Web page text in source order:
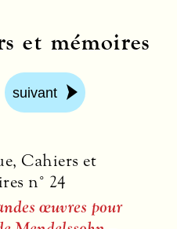
et mémoires
suivant
Cahiers et
n° 24
œuvres pour